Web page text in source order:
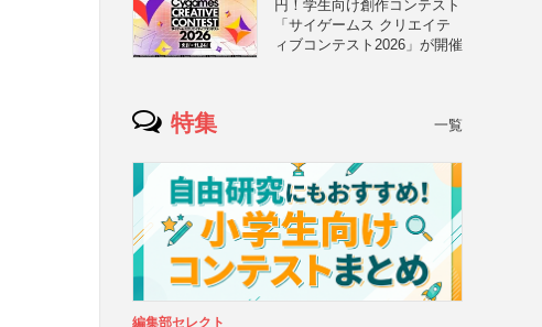
円！学生向け創作コンテスト
「サイゲームス クリエイテ
ィブコンテスト2026」が開催
特集 一覧
編集部セレクト